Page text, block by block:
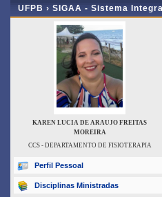
UFPB › SIGAA - Sistema
KAREN LUCIA DE ARAUJO FREITAS
MOREIRA
CCS - DEPARTAMENTO DE FISIOTERAPIA
Perfil Pessoal
Disciplinas Ministradas